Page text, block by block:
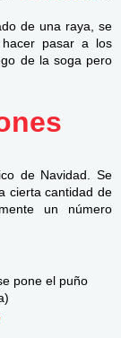
de una raya, se
pasar a los
de la soga pero
de Navidad. Se
cierta cantidad de
un número
pone el puño